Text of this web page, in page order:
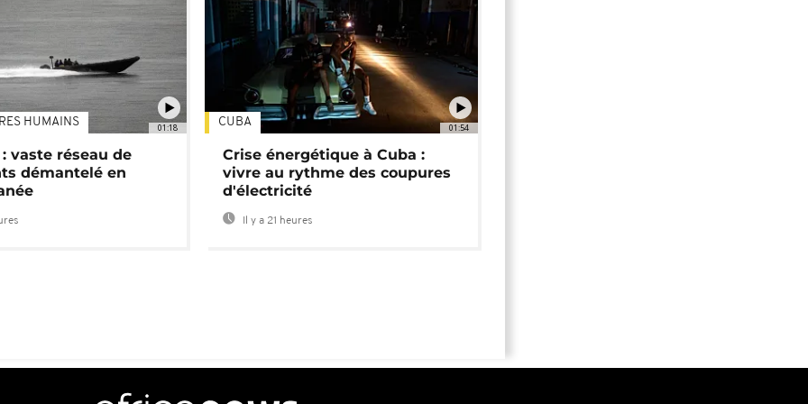
01:18
HUMAINS
vaste réseau de
démantelé en
01:54
CUBA
Crise énergétique à Cuba :
vivre au rythme des coupures
d'électricité
Il y a 21 heures